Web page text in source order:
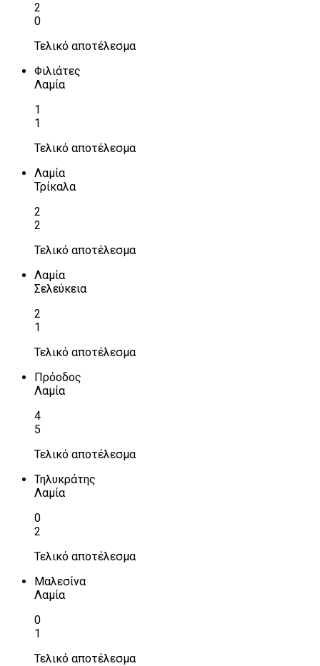
2
0
Τελικό αποτέλεσμα
Φιλιάτες
Λαμία
1
1
Τελικό αποτέλεσμα
Λαμία
Τρίκαλα
2
2
Τελικό αποτέλεσμα
Λαμία
Σελεύκεια
2
1
Τελικό αποτέλεσμα
Πρόοδος
Λαμία
4
5
Τελικό αποτέλεσμα
Τηλυκράτης
Λαμία
0
2
Τελικό αποτέλεσμα
Μαλεσίνα
Λαμία
0
1
Τελικό αποτέλεσμα